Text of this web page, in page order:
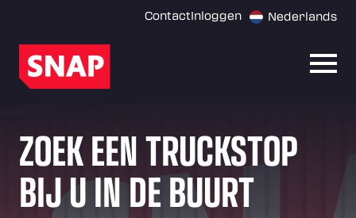
ContactInloggen Nederlands
ZOEK EEN TRUCKSTOP
BIJ U IN DE BUURT